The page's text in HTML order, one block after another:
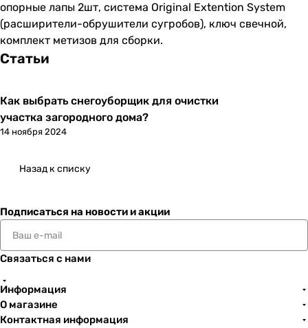
опорные лапы 2шт, система Original Extention System
(расширители-обрушители сугробов), ключ свечной,
комплект метизов для сборки.
Статьи
Как выбрать снегоуборщик для очистки
участка загородного дома?
14 ноября 2024
Назад к списку
Подписаться на новости и акции
Связаться с нами
Информация
О магазине
Контактная информация